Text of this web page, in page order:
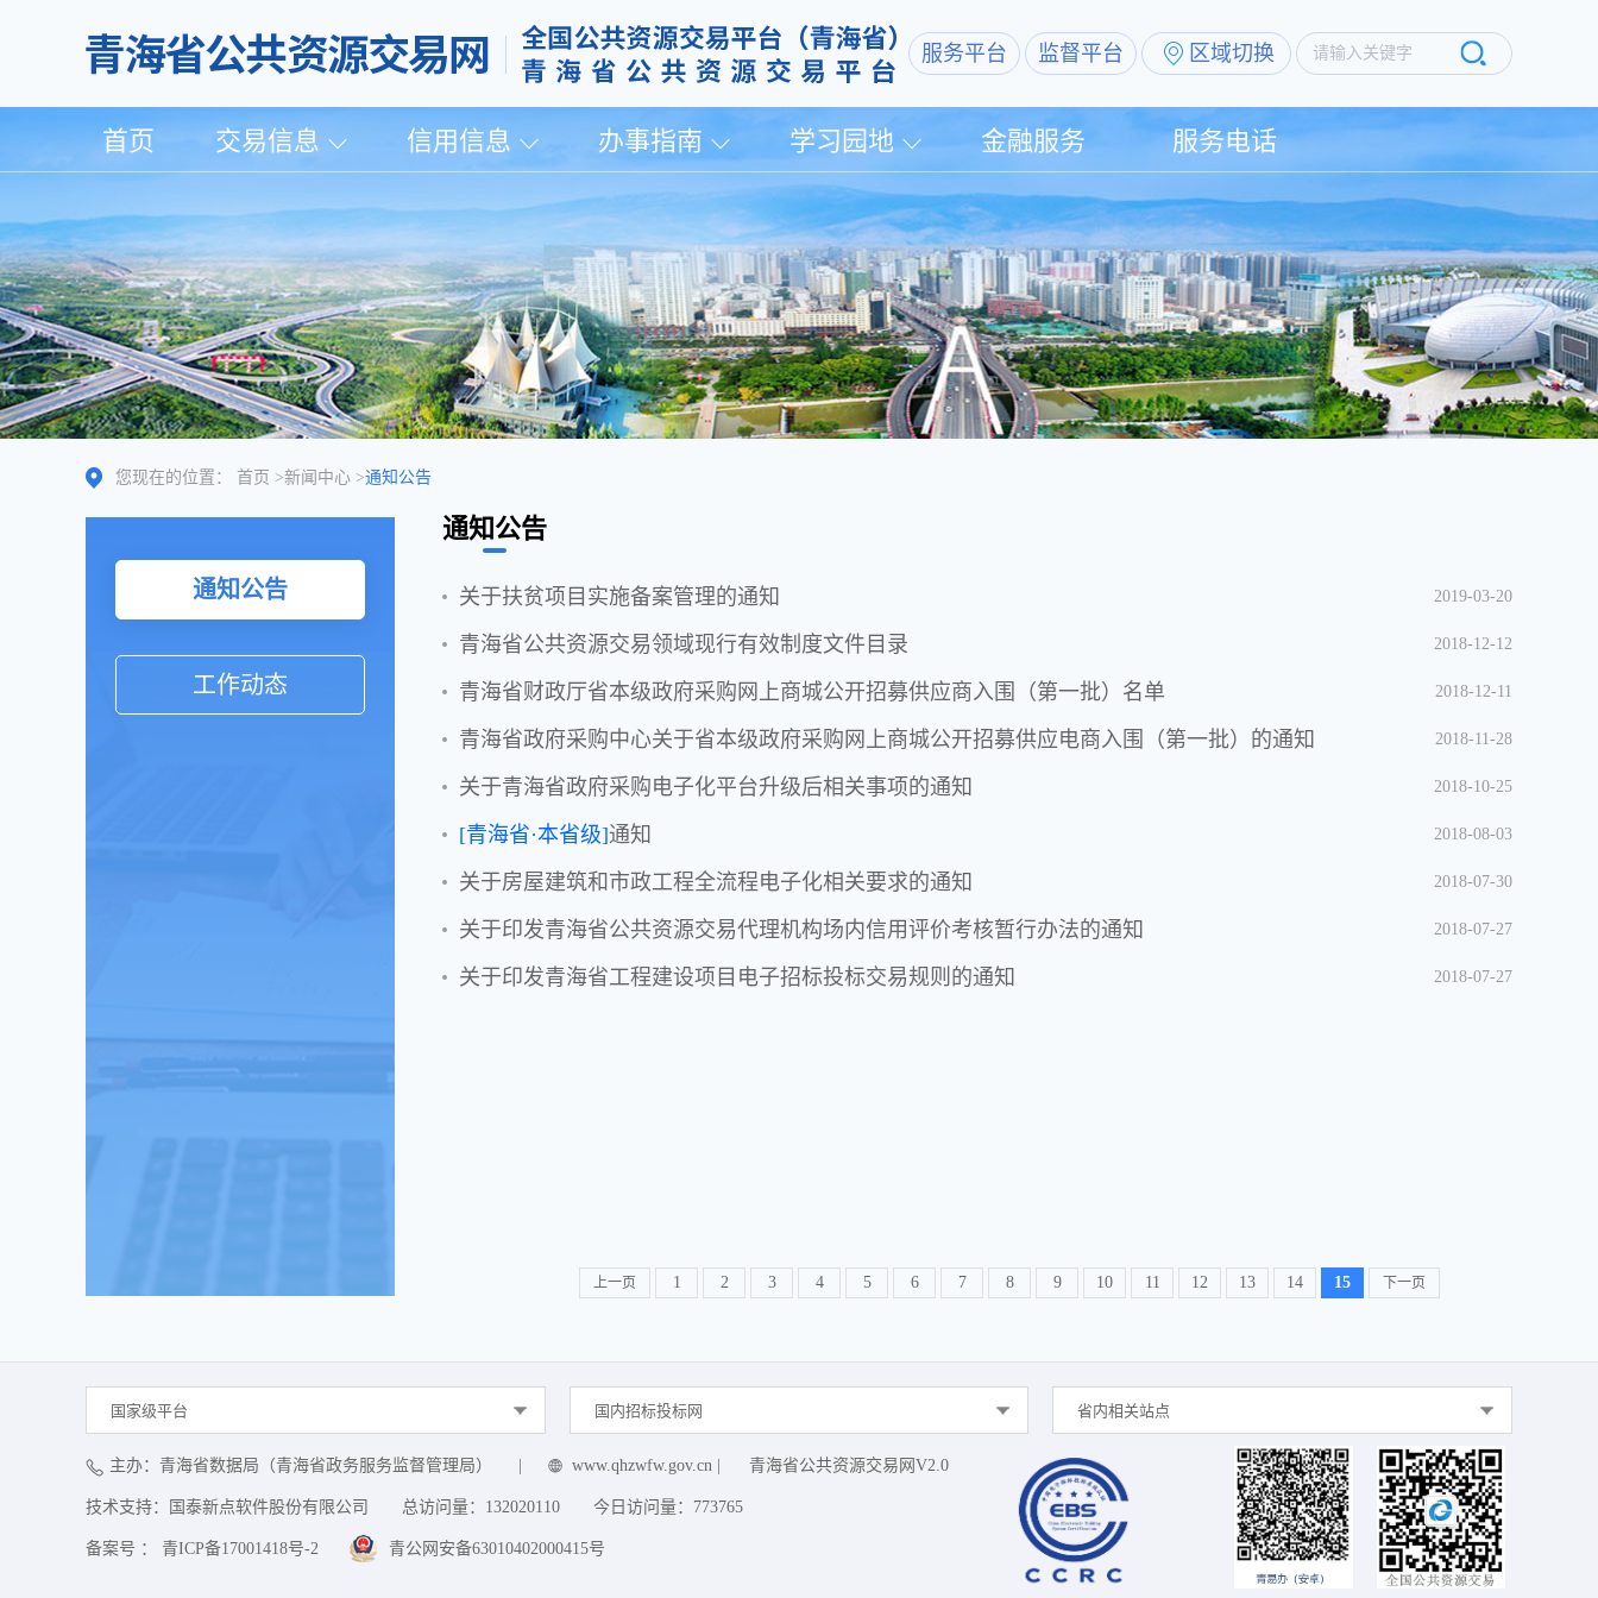
服务平台 监督平台 区域切换 请输入关键字
首页 交易信息 信用信息 办事指南 学习园地 金融服务 服务电话
您现在的位置： 首页 >新闻中心 >通知公告
通知公告
工作动态
通知公告
关于扶贫项目实施备案管理的通知 2019-03-20
青海省公共资源交易领域现行有效制度文件目录 2018-12-12
青海省财政厅省本级政府采购网上商城公开招募供应商入围（第一批）名单 2018-12-11
青海省政府采购中心关于省本级政府采购网上商城公开招募供应电商入围（第一批）的通知 2018-11-28
关于青海省政府采购电子化平台升级后相关事项的通知 2018-10-25
[青海省·本省级]通知 2018-08-03
关于房屋建筑和市政工程全流程电子化相关要求的通知 2018-07-30
关于印发青海省公共资源交易代理机构场内信用评价考核暂行办法的通知 2018-07-27
关于印发青海省工程建设项目电子招标投标交易规则的通知 2018-07-27
上一页 1 2 3 4 5 6 7 8 9 10 11 12 13 14 15 下一页
国家级平台 国内招标投标网 省内相关站点
主办：青海省数据局（青海省政务服务监督管理局） www.qhzwfw.gov.cn 青海省公共资源交易网V2.0
技术支持：国泰新点软件股份有限公司 总访问量： 132020110 今日访问量： 773765
备案号 ： 青ICP备17001418号-2 青公网安备63010402000415号